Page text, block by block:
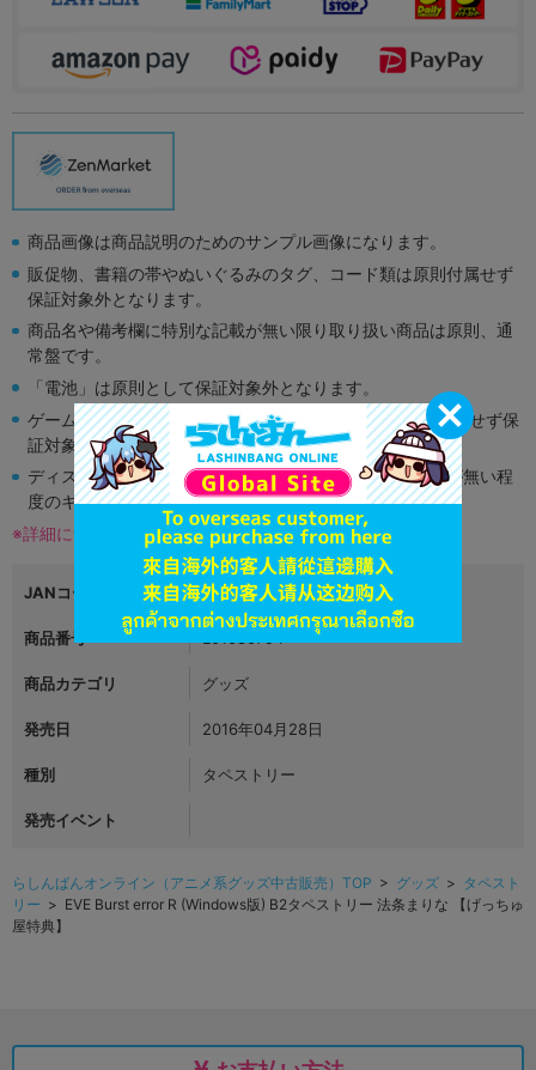
商品画像は商品説明のためのサンプル画像になります。
販促物、書籍の帯やぬいぐるみのタグ、コード類は原則付属せず
保証対象外となります。
商品名や備考欄に特別な記載が無い限り取り扱い商品は原則、通
常盤です。
「電池」は原則として保証対象外となります。
ゲーム機本体には、SDカードなどのメモリーカードは付属せず保
証対象外となります。
ディスク類の読み取り面のキズに関しまして再生に支障が無い程
度のキズがある場合がございます。
※詳細につきましてはコチラ
JANコード
商品番号
商品カテゴリ グッズ
発売日 2016年04月28日
種別 タペストリー
発売イベント
らしんばんオンライン（アニメ系グッズ中古販売）TOP > グッズ > タペスト
リー > EVE Burst error R (Windows版) B2タペストリー 法条まりな 【げっちゅ
屋特典】